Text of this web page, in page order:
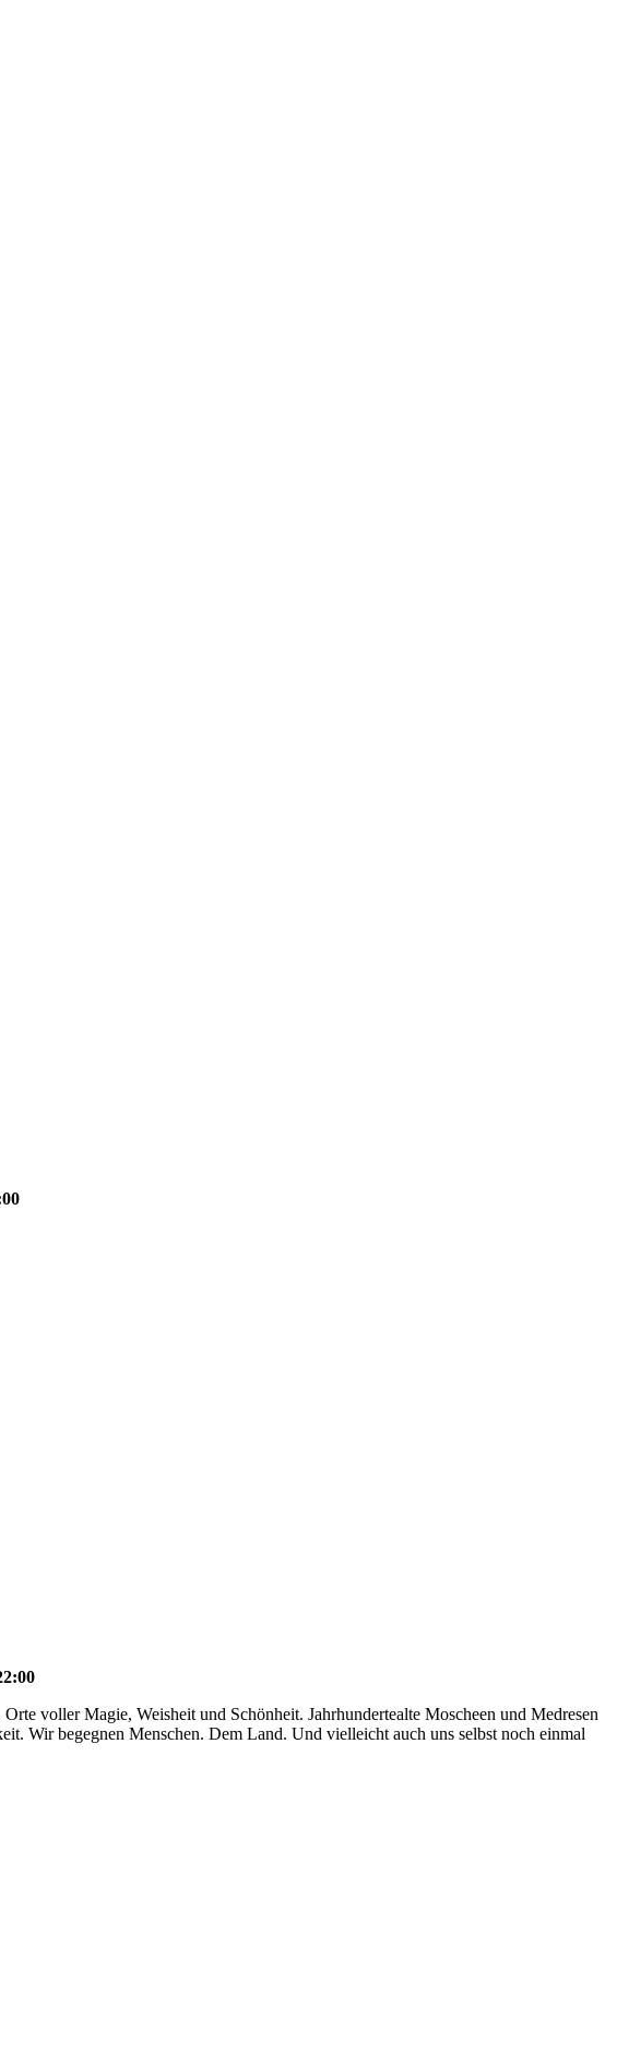
voller Magie, Weisheit und Schönheit. Jahrhundertealte Moscheen und Medresen
Wir begegnen Menschen. Dem Land. Und vielleicht auch uns selbst noch einmal